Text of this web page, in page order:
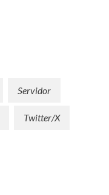
Servidor
Twitter/X